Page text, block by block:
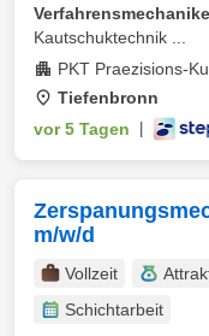
Kautschuktechnik ...
PKT Praezisions-
Tiefenbronn
vor 5 Tagen
m/w/d
Vollzeit
Schichtarbeit